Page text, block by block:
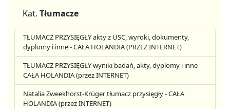
Kat. Tłumacze
TŁUMACZ PRZYSIĘGŁY akty z USC, wyroki, dokumenty,
dyplomy i inne - CAŁA HOLANDIA (PRZEZ INTERNET)
TŁUMACZ PRZYSIĘGŁY wyniki badań, akty, dyplomy i inne
CAŁA HOLANDIA (przez INTERNET)
Natalia Zweekhorst-Krüger tłumacz przysięgły - CAŁA
HOLANDIA (przez INTERNET)